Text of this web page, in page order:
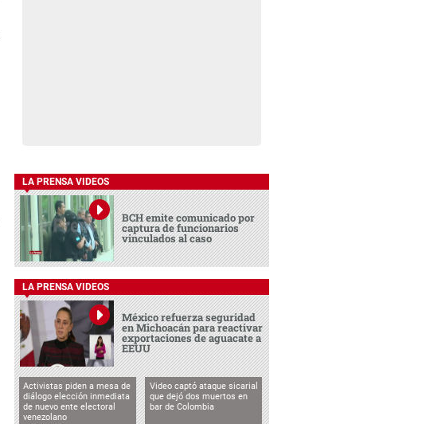
LA PRENSA VIDEOS
BCH emite comunicado por
captura de funcionarios
vinculados al caso
LA PRENSA VIDEOS
México refuerza seguridad
en Michoacán para reactivar
exportaciones de aguacate a
EEUU
Activistas piden a mesa de
diálogo elección inmediata
de nuevo ente electoral
venezolano
Video captó ataque sicarial
que dejó dos muertos en
bar de Colombia